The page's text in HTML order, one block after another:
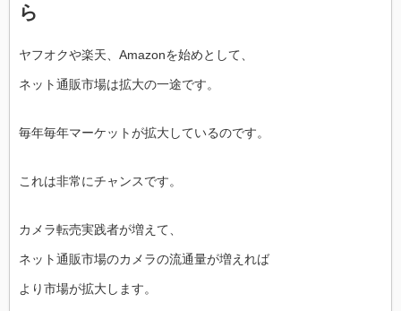
ら
ヤフオクや楽天、Amazonを始めとして、
ネット通販市場は拡大の一途です。
毎年毎年マーケットが拡大しているのです。
これは非常にチャンスです。
カメラ転売実践者が増えて、
ネット通販市場のカメラの流通量が増えれば
より市場が拡大します。